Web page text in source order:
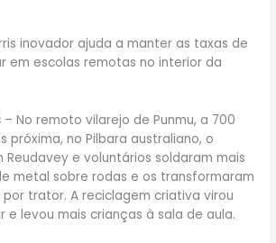
– No remoto vilarejo de Punmu, a 700
próxima, no Pilbara australiano, o
Reudavey e voluntários soldaram mais
metal sobre rodas e os transformaram
trator. A reciclagem criativa virou
e levou mais crianças à sala de aula.